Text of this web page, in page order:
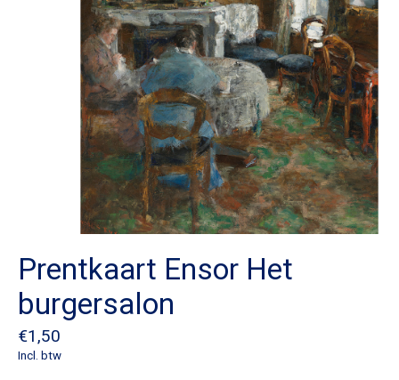
Prentkaart Ensor Het
burgersalon
€1,50
Incl. btw